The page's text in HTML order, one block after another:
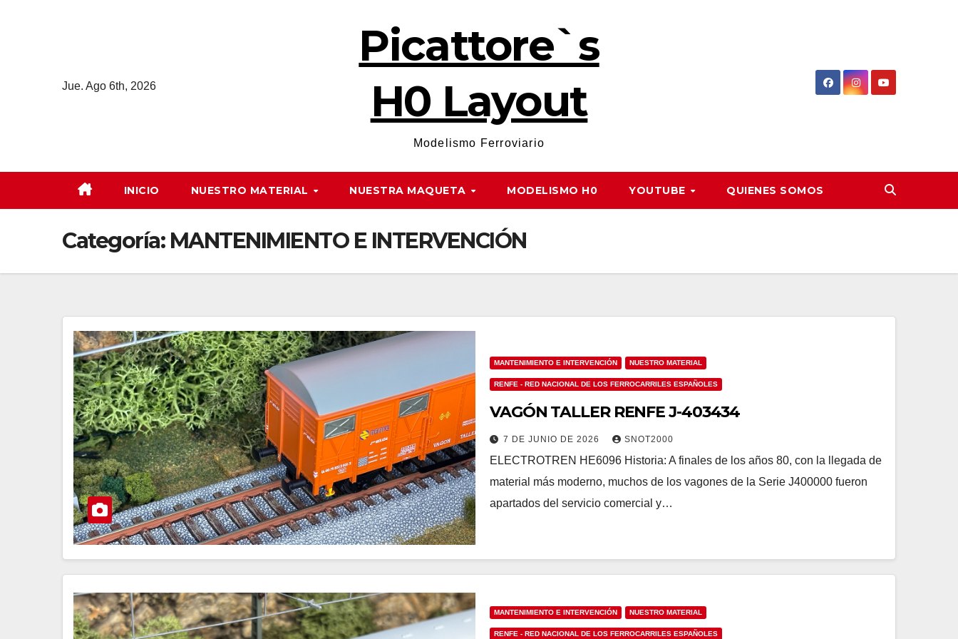
Jue. Ago 6th, 2026
Picattore`s
H0 Layout
Modelismo Ferroviario
INICIO NUESTRO MATERIAL NUESTRA MAQUETA MODELISMO H0 YOUTUBE QUIENES SOMOS
Categoría: MANTENIMIENTO E INTERVENCIÓN
MANTENIMIENTO E INTERVENCIÓN NUESTRO MATERIAL
RENFE - RED NACIONAL DE LOS FERROCARRILES ESPAÑOLES
VAGÓN TALLER RENFE J-403434
7 DE JUNIO DE 2026 SNOT2000
ELECTROTREN HE6096 Historia: A finales de los años 80, con la llegada de
material más moderno, muchos de los vagones de la Serie J400000 fueron
apartados del servicio comercial y…
MANTENIMIENTO E INTERVENCIÓN NUESTRO MATERIAL
RENFE - RED NACIONAL DE LOS FERROCARRILES ESPAÑOLES